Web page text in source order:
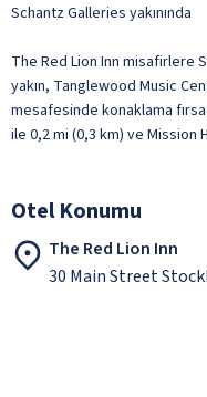
Schantz Galleries yakınında
The Red Lion Inn misafirlere
yakın, Tanglewood Music
mesafesinde konaklama
ile 0,2 mi (0,3 km) ve Mission
Otel Konumu
The Red Lion Inn
30 Main Street